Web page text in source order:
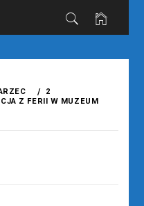
2
Z FERII W MUZEUM